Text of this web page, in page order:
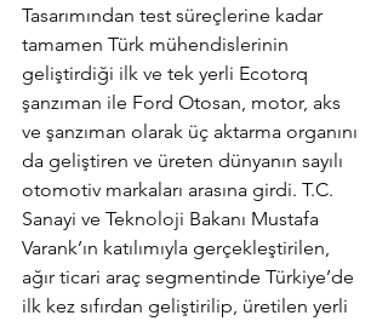
Tasarımından test süreçlerine kadar
tamamen Türk mühendislerinin
geliştirdiği ilk ve tek yerli Ecotorq
şanzıman ile Ford Otosan, motor, aks
ve şanzıman olarak üç aktarma organını
da geliştiren ve üreten dünyanın sayılı
otomotiv markaları arasına girdi. T.C.
Sanayi ve Teknoloji Bakanı Mustafa
Varank’ın katılımıyla gerçekleştirilen,
ağır ticari araç segmentinde Türkiye’de
ilk kez sıfırdan geliştirilip, üretilen yerli